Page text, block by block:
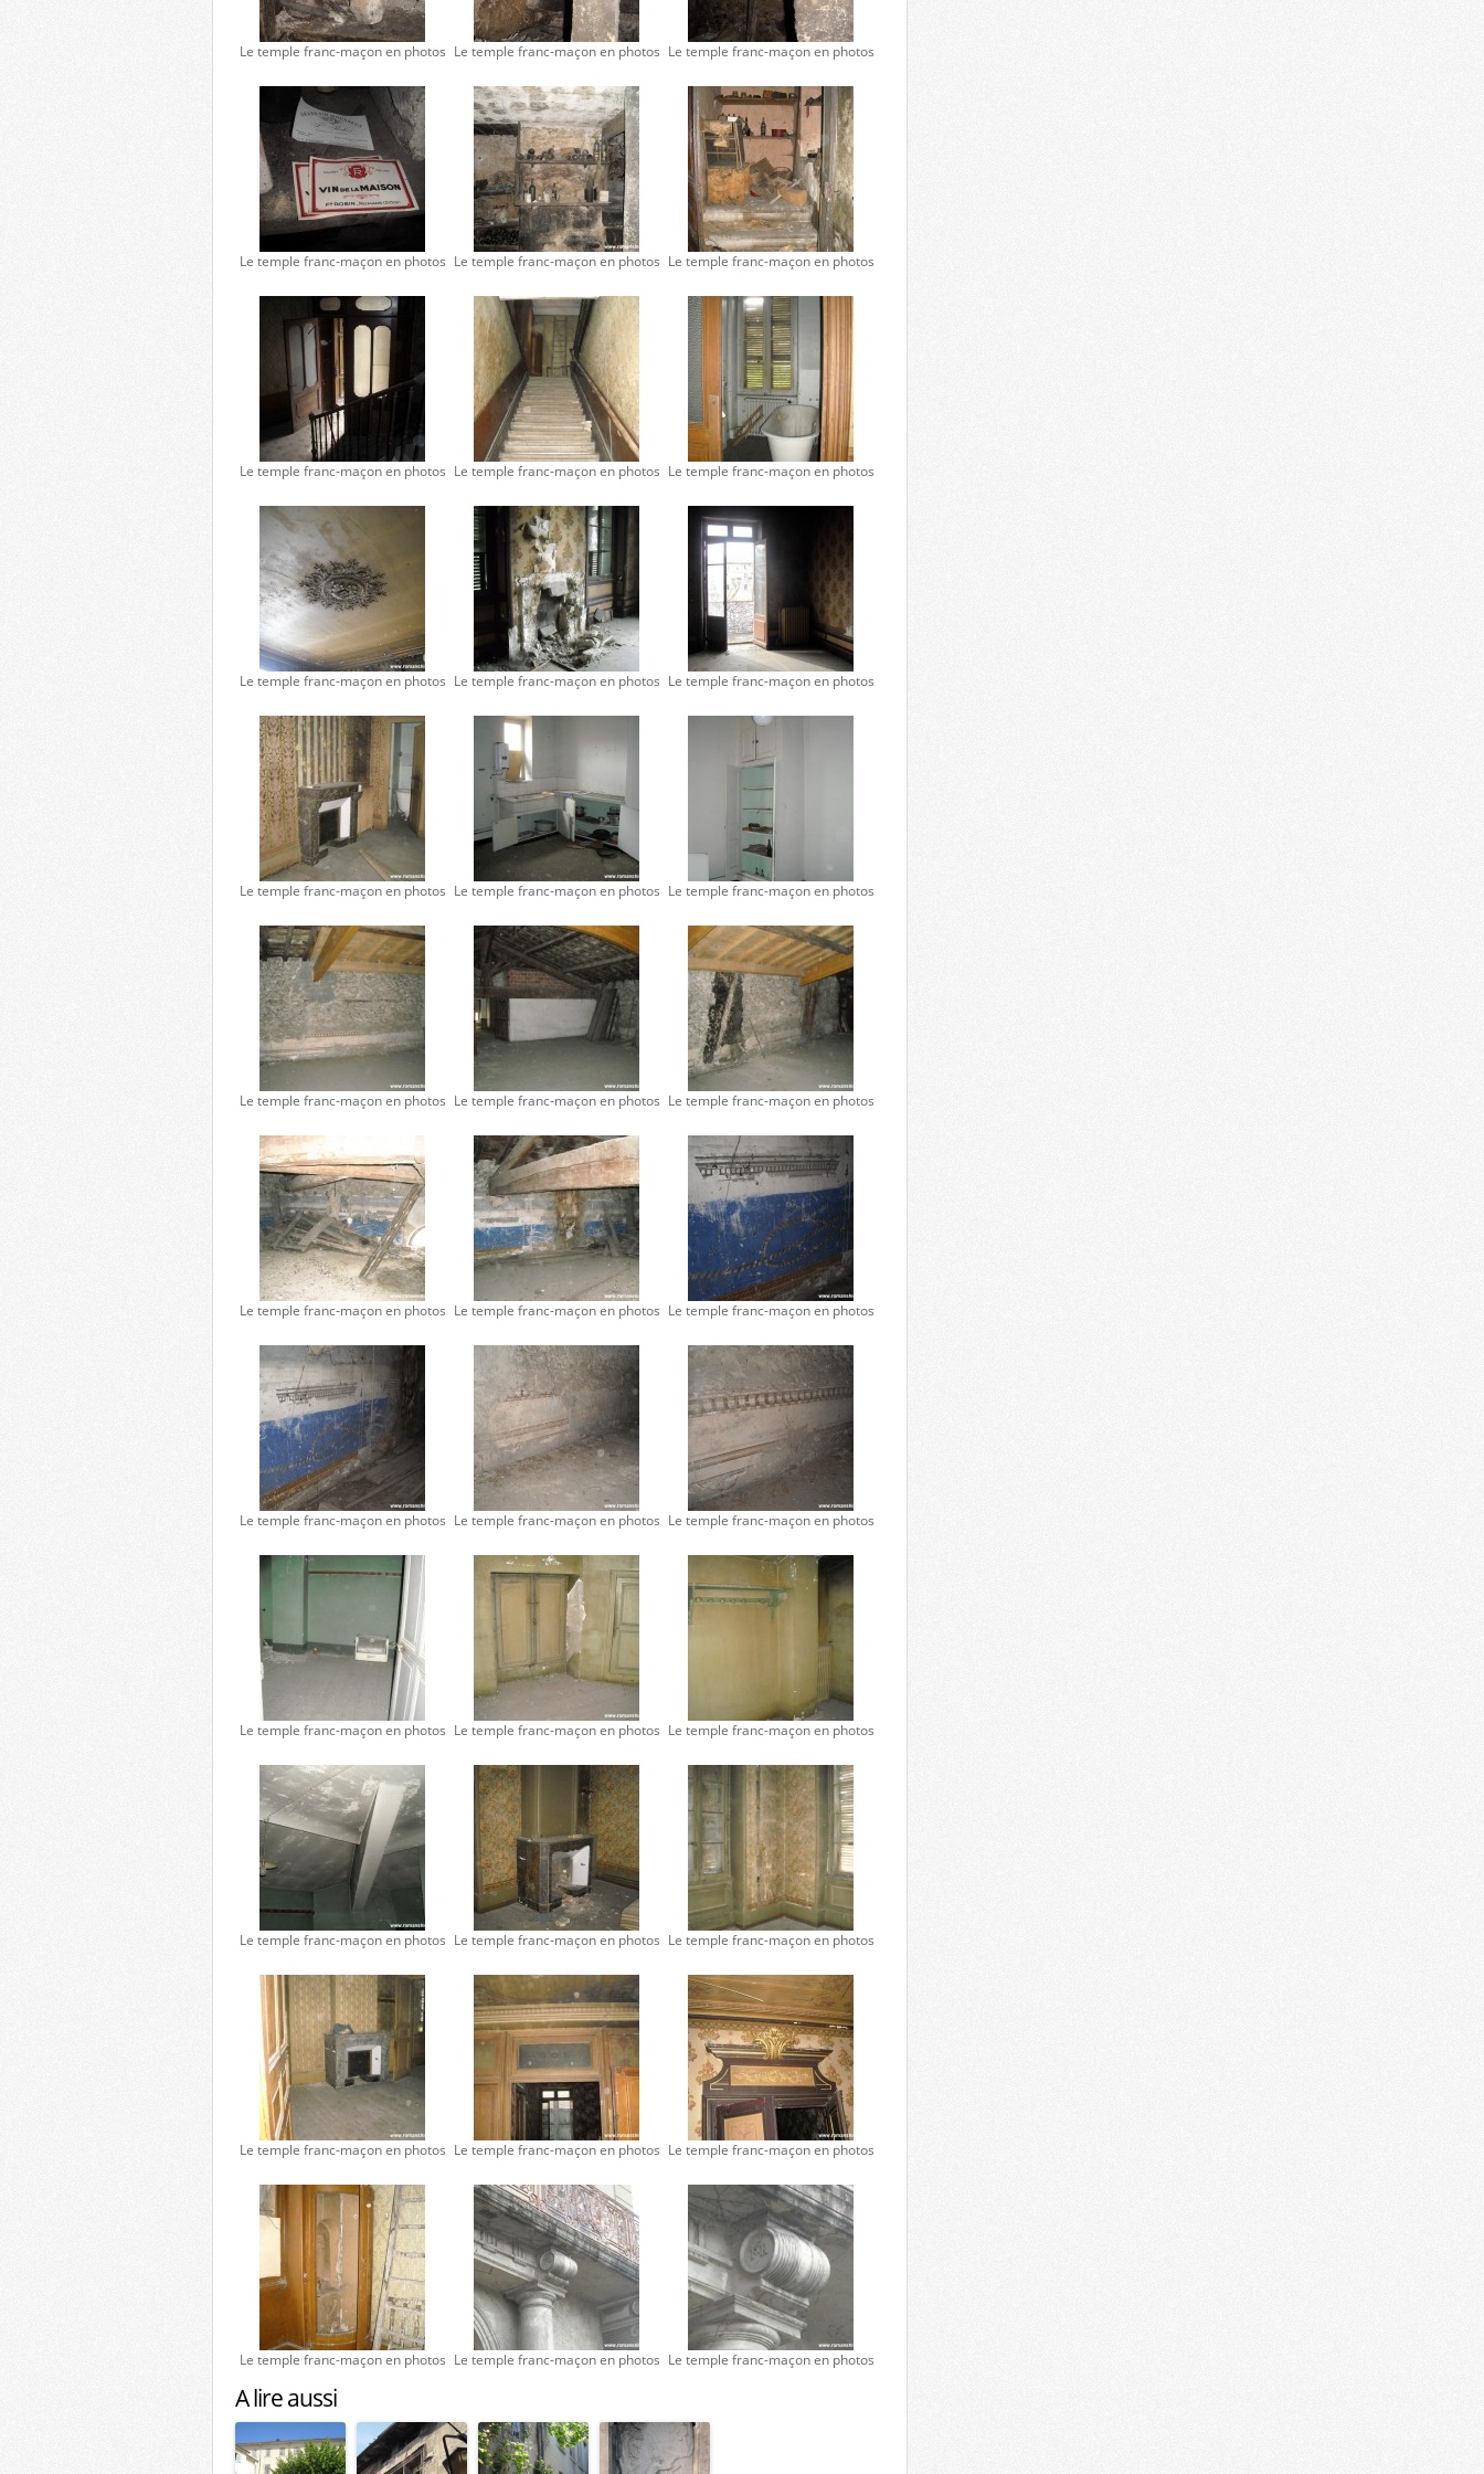
Le temple franc-maçon en photos Le temple franc-maçon en photos Le temple franc-maçon en photos
Le temple franc-maçon en photos Le temple franc-maçon en photos Le temple franc-maçon en photos
Le temple franc-maçon en photos Le temple franc-maçon en photos Le temple franc-maçon en photos
Le temple franc-maçon en photos Le temple franc-maçon en photos Le temple franc-maçon en photos
Le temple franc-maçon en photos Le temple franc-maçon en photos Le temple franc-maçon en photos
Le temple franc-maçon en photos Le temple franc-maçon en photos Le temple franc-maçon en photos
Le temple franc-maçon en photos Le temple franc-maçon en photos Le temple franc-maçon en photos
Le temple franc-maçon en photos Le temple franc-maçon en photos Le temple franc-maçon en photos
Le temple franc-maçon en photos Le temple franc-maçon en photos Le temple franc-maçon en photos
Le temple franc-maçon en photos Le temple franc-maçon en photos Le temple franc-maçon en photos
Le temple franc-maçon en photos Le temple franc-maçon en photos Le temple franc-maçon en photos
Le temple franc-maçon en photos Le temple franc-maçon en photos Le temple franc-maçon en photos
A lire aussi